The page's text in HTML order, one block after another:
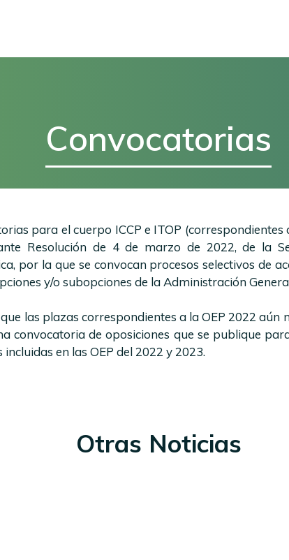
Convocatorias
para el cuerpo ICCP e ITOP (correspondientes
Resolución de 4 de marzo de 2022, de la
por la que se convocan procesos selectivos de
y/o subopciones de la Administración
las plazas correspondientes a la OEP 2022 aún
convocatoria de oposiciones que se publique
en las OEP del 2022 y 2023.
Otras Noticias